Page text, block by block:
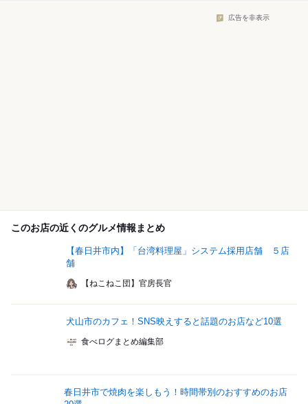
広告を非表示
このお店の近くのグルメ情報まとめ
【春日井市内】「台湾料理屋」システム採用店舗 ５店
舗
【ねこねこ団】官房長官
犬山市のカフェ！SNS映えすると話題のお店など10選
食べログまとめ編集部
春日井市で焼肉を楽しもう！時間帯別のおすすめのお店